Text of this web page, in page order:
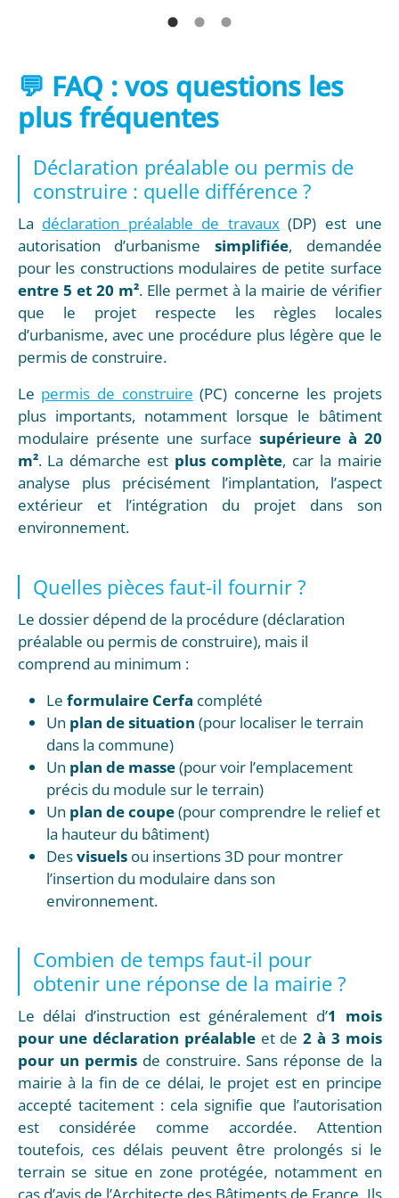
💬 FAQ : vos questions les
plus fréquentes
Déclaration préalable ou permis de
construire : quelle différence ?
La déclaration préalable de travaux(DP) est une
autorisation d’urbanisme simplifiée, demandée
pour les constructions modulaires de petite surface
entre 5 et 20 m². Elle permet à la mairie de vérifier
que le projet respecte les règles locales
d’urbanisme, avec une procédure plus légère que le
permis de construire.
Le permis de construire (PC) concerne les projets
plus importants, notamment lorsque le bâtiment
modulaire présente une surface supérieure à 20
m². La démarche est plus complète, car la mairie
analyse plus précisément l’implantation, l’aspect
extérieur et l’intégration du projet dans son
environnement.
Quelles pièces faut-il fournir ?
Le dossier dépend de la procédure (déclaration
préalable ou permis de construire), mais il
comprend au minimum :
Le formulaire Cerfa complété
Un plan de situation (pour localiser le terrain
dans la commune)
Un plan de masse(pour voir l’emplacement
précis du module sur le terrain)
Un plan de coupe(pour comprendre le relief et
la hauteur du bâtiment)
Desvisuelsou insertions 3D pour montrer
l’insertion du modulaire dans son
environnement.
Combien de temps faut-il pour
obtenir une réponse de la mairie ?
Le délai d’instruction est généralement d’1 mois
pour une déclaration préalableet de2 à 3 mois
pour un permisde construire. Sans réponse de la
mairie à la fin de ce délai, le projet est en principe
accepté tacitement : cela signifie que l’autorisation
est considérée comme accordée. Attention
toutefois, ces délais peuvent être prolongés si le
terrain se situe en zone protégée, notamment en
cas d’avis de l’Architecte des Bâtiments de France. Ils